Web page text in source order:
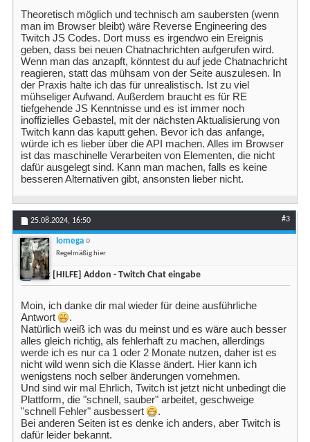
Theoretisch möglich und technisch am saubersten (wenn
man im Browser bleibt) wäre Reverse Engineering des
Twitch JS Codes. Dort muss es irgendwo ein Ereignis
geben, dass bei neuen Chatnachrichten aufgerufen wird.
Wenn man das anzapft, könntest du auf jede Chatnachricht
reagieren, statt das mühsam von der Seite auszulesen. In
der Praxis halte ich das für unrealistisch. Ist zu viel
mühseliger Aufwand. Außerdem braucht es für RE
tiefgehende JS Kenntnisse und es ist immer noch
inoffizielles Gebastel, mit der nächsten Aktualisierung von
Twitch kann das kaputt gehen. Bevor ich das anfange,
würde ich es lieber über die API machen. Alles im Browser
ist das maschinelle Verarbeiten von Elementen, die nicht
dafür ausgelegt sind. Kann man machen, falls es keine
besseren Alternativen gibt, ansonsten lieber nicht.
25.08.2024, 16:50 #3
Iomega
Regelmäßig hier
AW: [HILFE] Addon - Twitch Chat eingabe
Moin, ich danke dir mal wieder für deine ausführliche
Antwort
.
Natürlich weiß ich was du meinst und es wäre auch besser
alles gleich richtig, als fehlerhaft zu machen, allerdings
werde ich es nur ca 1 oder 2 Monate nutzen, daher ist es
nicht wild wenn sich die Klasse ändert. Hier kann ich
wenigstens noch selber änderungen vornehmen.
Und sind wir mal Ehrlich, Twitch ist jetzt nicht unbedingt die
Plattform, die "schnell, sauber" arbeitet, geschweige
"schnell Fehler" ausbessert
.
Bei anderen Seiten ist es denke ich anders, aber Twitch is
dafür leider bekannt.